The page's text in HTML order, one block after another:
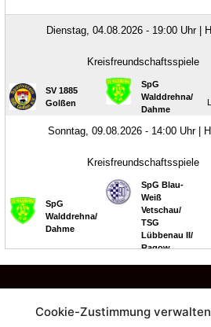
Cookie-Zustimmung verwalten